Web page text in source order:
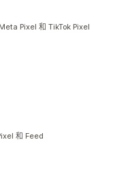
Pixel 和 TikTok Pixel
和 Feed